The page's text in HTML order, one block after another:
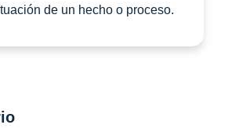
de un hecho o proceso.